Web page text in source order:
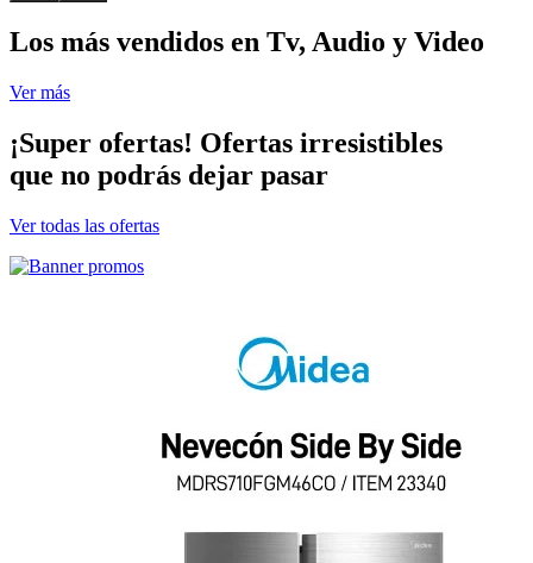
Los más vendidos en Tv, Audio y Video
Ver más
¡Super ofertas! Ofertas irresistibles
que no podrás dejar pasar
Ver todas las ofertas